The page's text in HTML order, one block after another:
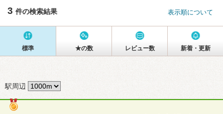
3 件の検索結果 表示順について
標準 ★の数 レビュー数 新着・更新
駅周辺